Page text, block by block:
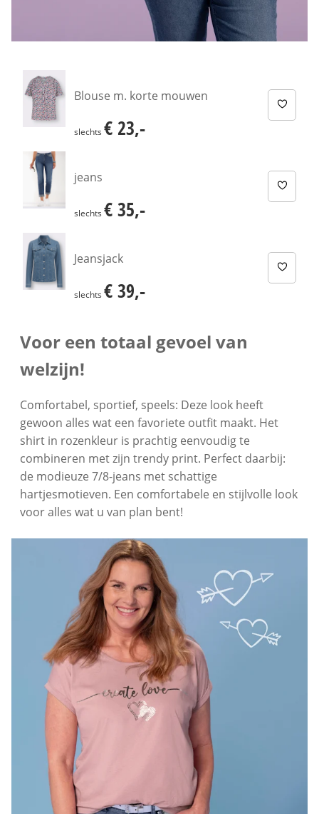
Blouse m. korte mouwen
€ 23,-
slechts € 23,-
jeans
€ 35,-
slechts € 35,-
Jeansjack
€ 39,-
slechts € 39,-
Voor een totaal gevoel van
welzijn!
Comfortabel, sportief, speels: Deze look heeft
gewoon alles wat een favoriete outfit maakt. Het
shirt in rozenkleur is prachtig eenvoudig te
combineren met zijn trendy print. Perfect daarbij:
de modieuze 7/8-jeans met schattige
hartjesmotieven. Een comfortabele en stijlvolle look
voor alles wat u van plan bent!